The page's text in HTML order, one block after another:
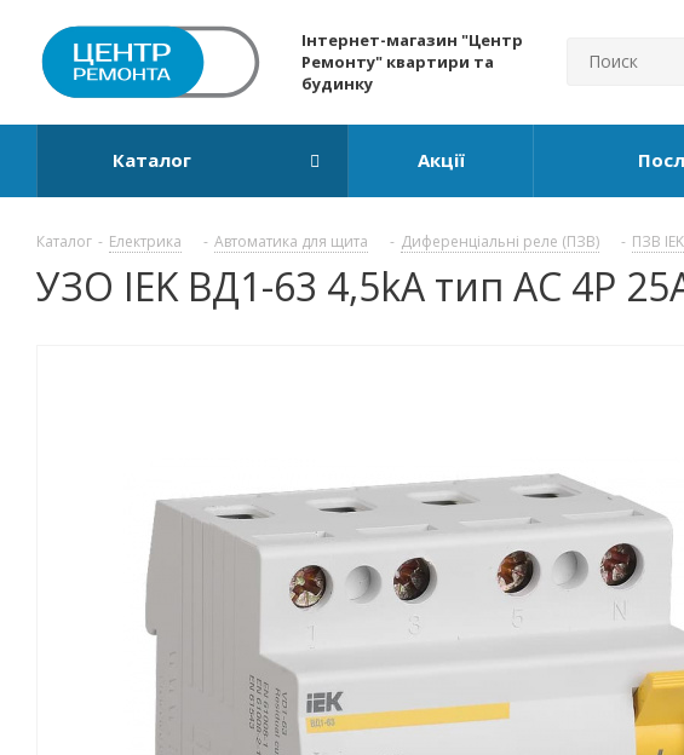
Інтернет-магазин "Центр
Ремонту" квартири та
будинку
Каталог Акції
Каталог - Електрика - Автоматика для щита - Диференціальні реле (ПЗВ) - ПЗВ IEK
УЗО IEK ВД1-63 4,5kA тип АС 4P